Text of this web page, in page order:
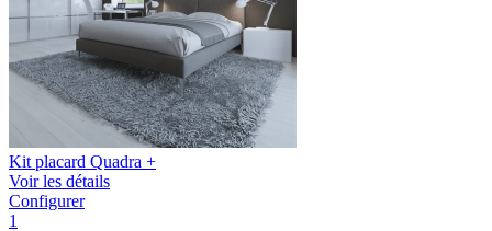
Kit placard Quadra +
Voir les détails
Configurer
1